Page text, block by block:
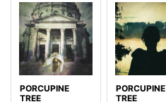
PORCUPINE
TREE
PORCUPINE
TREE